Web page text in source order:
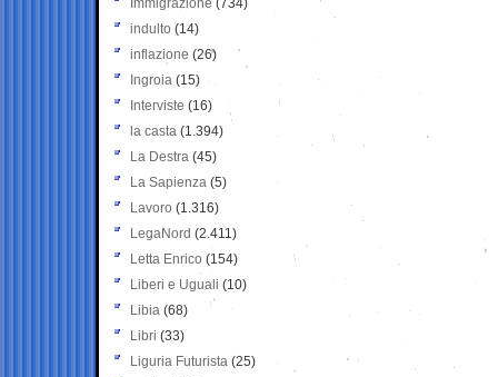
Immigrazione (734)
indulto (14)
inflazione (26)
Ingroia (15)
Interviste (16)
la casta (1.394)
La Destra (45)
La Sapienza (5)
Lavoro (1.316)
LegaNord (2.411)
Letta Enrico (154)
Liberi e Uguali (10)
Libia (68)
Libri (33)
Liguria Futurista (25)